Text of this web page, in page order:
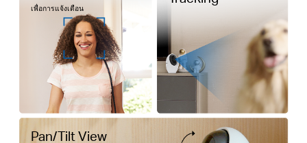
เพื่อการแจ้งเตือน
Pan/Tilt View